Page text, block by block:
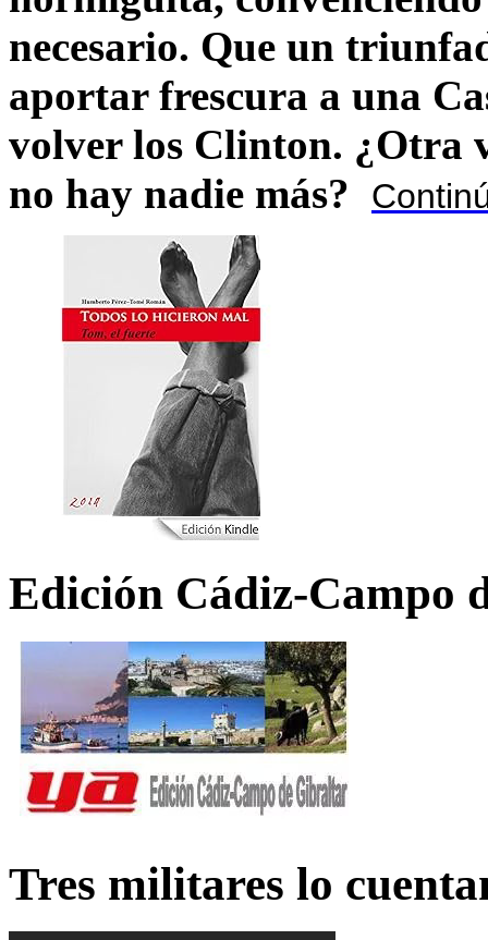
necesario. Que un
aportar frescura a una
volver los Clinton. ¿Otra
no hay nadie más?
Edición Cádiz-Campo
Tres militares lo